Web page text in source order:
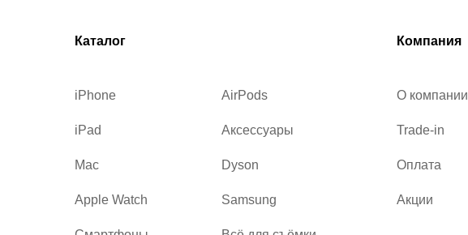
О компании
Trade-in
Оплата
Акции
iPhone
iPad
Mac
Apple Watch
AirPods
Аксессуары
Dyson
Samsung
Каталог Компания